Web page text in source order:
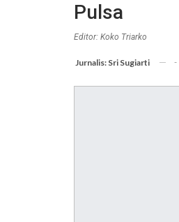
Pulsa
Editor: Koko Triarko
Jurnalis: Sri Sugiarti -